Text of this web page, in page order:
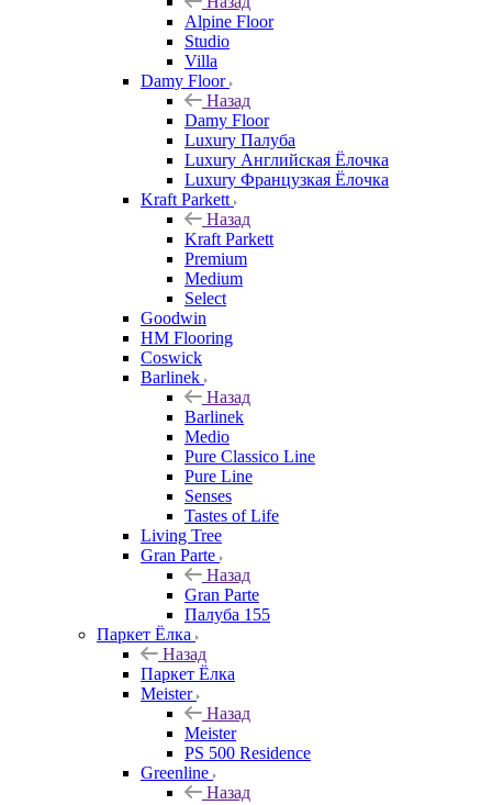
Alpine Floor
Studio
Villa
Damy Floor
Назад
Damy Floor
Luxury Палуба
Luxury Английская Ёлочка
Luxury Французкая Ёлочка
Kraft Parkett
Назад
Kraft Parkett
Premium
Medium
Select
Goodwin
HM Flooring
Coswick
Barlinek
Назад
Barlinek
Medio
Pure Classico Line
Pure Line
Senses
Tastes of Life
Living Tree
Gran Parte
Назад
Gran Parte
Палуба 155
Паркет Ёлка
Назад
Паркет Ёлка
Meister
Назад
Meister
PS 500 Residence
Greenline
Назад